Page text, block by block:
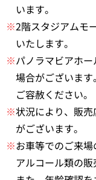
います。
※2階スタジアムモ
いたします。
※パノラマビアホー
場合がございま
ご容赦ください。
※状況により、販
がございます。
※お車等でのご来
アルコール類の販